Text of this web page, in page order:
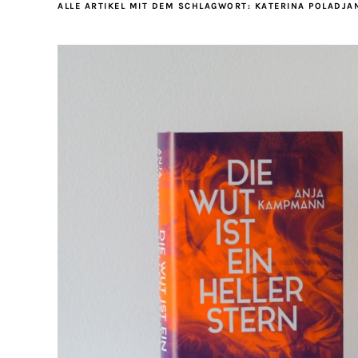
ALLE ARTIKEL MIT DEM SCHLAGWORT: KATERINA